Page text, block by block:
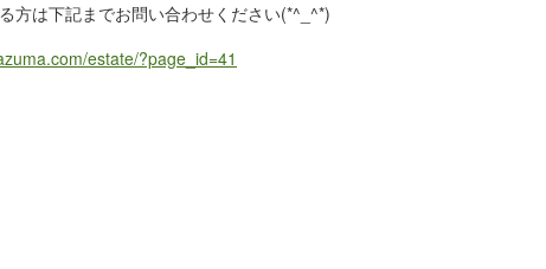
方は下記までお問い合わせください(*^_^*)
estate/?page_id=41